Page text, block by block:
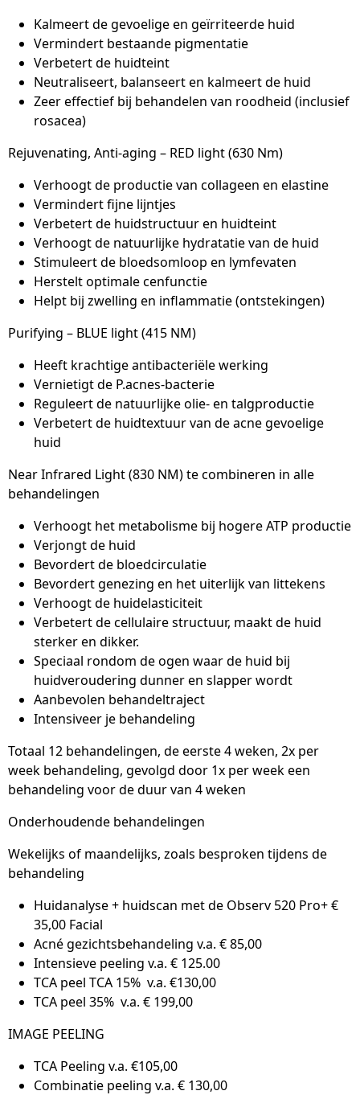
Kalmeert de gevoelige en geïrriteerde huid
Vermindert bestaande pigmentatie
Verbetert de huidteint
Neutraliseert, balanseert en kalmeert de huid
Zeer effectief bij behandelen van roodheid (inclusief
rosacea)
Rejuvenating, Anti-aging – RED light (630 Nm)
Verhoogt de productie van collageen en elastine
Vermindert fijne lijntjes
Verbetert de huidstructuur en huidteint
Verhoogt de natuurlijke hydratatie van de huid
Stimuleert de bloedsomloop en lymfevaten
Herstelt optimale cenfunctie
Helpt bij zwelling en inflammatie (ontstekingen)
Purifying – BLUE light (415 NM)
Heeft krachtige antibacteriële werking
Vernietigt de P.acnes-bacterie
Reguleert de natuurlijke olie- en talgproductie
Verbetert de huidtextuur van de acne gevoelige
huid
Near Infrared Light (830 NM) te combineren in alle
behandelingen
Verhoogt het metabolisme bij hogere ATP productie
Verjongt de huid
Bevordert de bloedcirculatie
Bevordert genezing en het uiterlijk van littekens
Verhoogt de huidelasticiteit
Verbetert de cellulaire structuur, maakt de huid
sterker en dikker.
Speciaal rondom de ogen waar de huid bij
huidveroudering dunner en slapper wordt
Aanbevolen behandeltraject
Intensiveer je behandeling
Totaal 12 behandelingen, de eerste 4 weken, 2x per
week behandeling, gevolgd door 1x per week een
behandeling voor de duur van 4 weken
Onderhoudende behandelingen
Wekelijks of maandelijks, zoals besproken tijdens de
behandeling
Huidanalyse + huidscan met de Observ 520 Pro+ €
35,00 Facial
Acné gezichtsbehandeling v.a. € 85,00
Intensieve peeling v.a. € 125.00
TCA peel TCA 15% v.a. €130,00
TCA peel 35% v.a. € 199,00
IMAGE PEELING
TCA Peeling v.a. €105,00
Combinatie peeling v.a. € 130,00